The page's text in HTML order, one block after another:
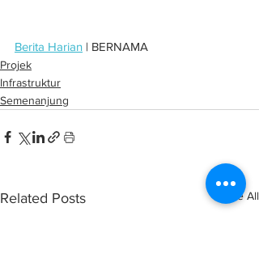
Berita Harian | BERNAMA
Projek
Infrastruktur
Semenanjung
Related Posts See All